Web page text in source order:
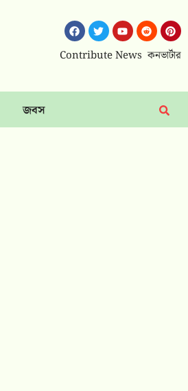
Contribute News কনভার্টার
জবস